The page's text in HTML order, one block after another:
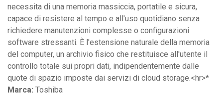
necessita di una memoria massiccia, portatile e sicura,
capace di resistere al tempo e all'uso quotidiano senza
richiedere manutenzioni complesse o configurazioni
software stressanti. È l'estensione naturale della memoria
del computer, un archivio fisico che restituisce all'utente il
controllo totale sui propri dati, indipendentemente dalle
quote di spazio imposte dai servizi di cloud storage.<hr>*
Marca: Toshiba